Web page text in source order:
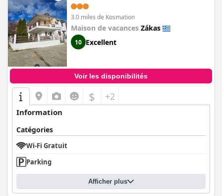
3.0 miles de Kosmation
Maison de vacances Zákas
10 Excellent
Voir les disponibilités
$ +2
Information
Catégories
Wi-Fi Gratuit
Parking
Afficher plus